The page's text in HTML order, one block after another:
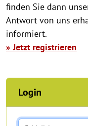
finden Sie dann
Antwort von uns
informiert.
» Jetzt registrieren
Login